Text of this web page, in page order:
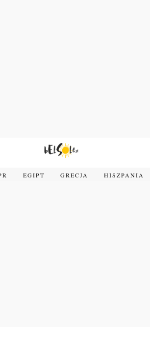
EGIPT GRECJA HISZPANIA